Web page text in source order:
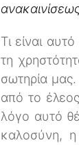
Τι είναι
τη
σωτηρία
από το
λόγο αυτό
καλοσύνη,